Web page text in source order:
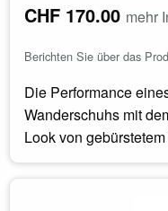
CHF 170.00 mehr
Berichten Sie über das
Die Performance
Wanderschuhs mit
Look von